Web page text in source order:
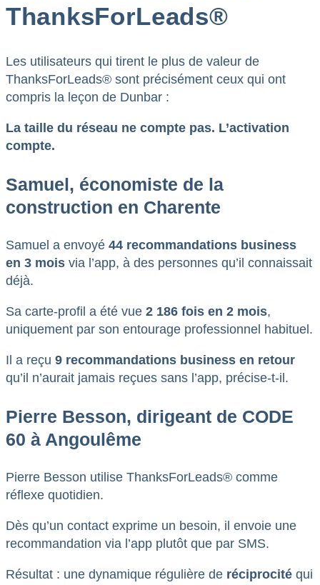
ThanksForLeads®
Les utilisateurs qui tirent le plus de valeur de
ThanksForLeads® sont précisément ceux qui ont
compris la leçon de Dunbar :
La taille du réseau ne compte pas. L’activation
compte.
Samuel, économiste de la
construction en Charente
Samuel a envoyé 44 recommandations business
en 3 mois via l’app, à des personnes qu’il connaissait
déjà.
Sa carte-profil a été vue 2 186 fois en 2 mois,
uniquement par son entourage professionnel habituel.
Il a reçu 9 recommandations business en retour
qu’il n’aurait jamais reçues sans l’app, précise-t-il.
Pierre Besson, dirigeant de CODE
60 à Angoulême
Pierre Besson utilise ThanksForLeads® comme
réflexe quotidien.
Dès qu’un contact exprime un besoin, il envoie une
recommandation via l’app plutôt que par SMS.
Résultat : une dynamique régulière de réciprocité qui